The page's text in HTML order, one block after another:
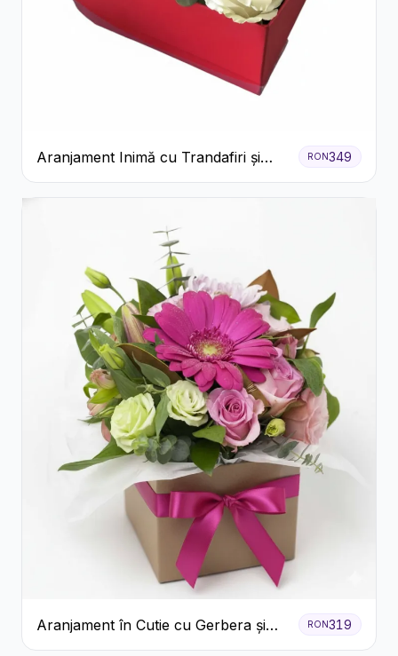
Aranjament Inimă cu Trandafiri și
Praline Ferrero
RON349
Aranjament în Cutie cu Gerbera și
Trandafiri Roz
RON319